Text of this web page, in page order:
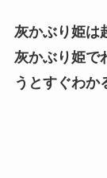
灰かぶり姫は
灰かぶり姫で
うとすぐわか